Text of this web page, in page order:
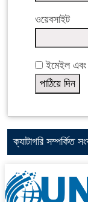
ওয়েবসাইট
ইমেইল
ক্যাটাগরি সম্পর্কিত